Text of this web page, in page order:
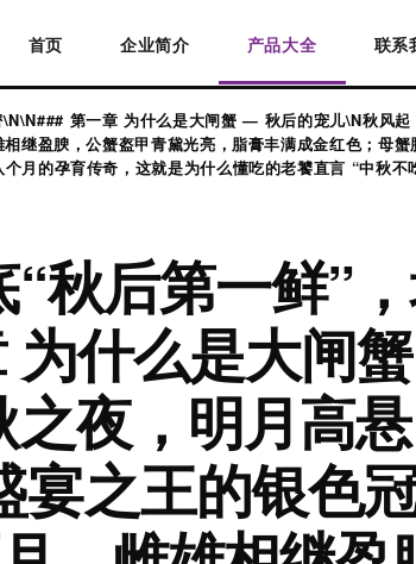
首页 企业简介 产品大全 联系
第一章 为什么是大闸蟹 — 秋后的宠儿\N秋风
继盈腴，公蟹盔甲青黛光亮，脂膏丰满成金红色；母
月的孕育传奇，这就是为什么懂吃的老饕直言 “中秋
秋后第一鲜”
为什么是大闸
夜，明月高
之王的银色